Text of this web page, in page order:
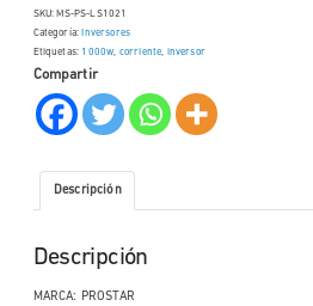
SKU: MS-PS-LS1021
Categoría:
Inversores
Etiquetas: 1000w, corriente, inversor
Compartir
Descripción
Descripción
MARCA: PROSTAR